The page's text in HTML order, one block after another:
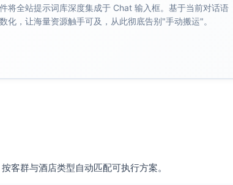
率下降≥30%。
购率提升≥12%。
级匹配与首年快线晋升，次年依据业绩评估续享。
倍；直订渠道再+0.5倍叠加。
全站提示词库深度集成于 Chat 输入框。基于当前对话语
，让海量资源触手可及，从此彻底告别"手动搬运"。
客群与酒店类型自动匹配可执行方案。